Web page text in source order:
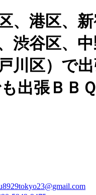
、港区、
渋谷区、
川区）で
出張ＢＢ